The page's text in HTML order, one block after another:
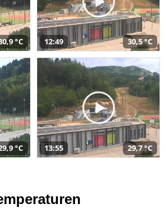
°C 12:49 30,5 °C
°C 13:55 29,7 °C